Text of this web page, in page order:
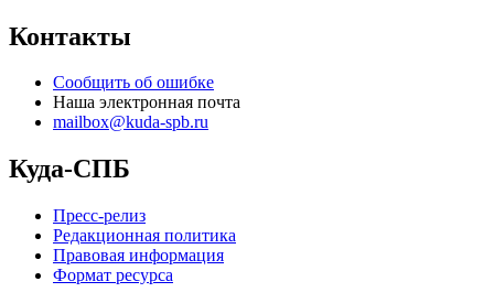
Контакты
Сообщить об ошибке
Наша электронная почта
mailbox@kuda-spb.ru
Куда-СПБ
Пресс-релиз
Редакционная политика
Правовая информация
Формат ресурса